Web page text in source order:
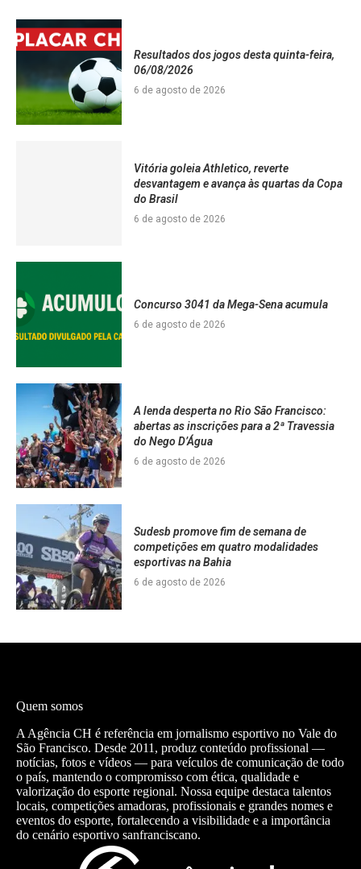
Resultados dos jogos desta quinta-feira,
06/08/2026
6 de agosto de 2026
Vitória goleia Athletico, reverte
desvantagem e avança às quartas da Copa
do Brasil
6 de agosto de 2026
Concurso 3041 da Mega-Sena acumula
6 de agosto de 2026
A lenda desperta no Rio São Francisco:
abertas as inscrições para a 2ª Travessia
do Nego D’Água
6 de agosto de 2026
Sudesb promove fim de semana de
competições em quatro modalidades
esportivas na Bahia
6 de agosto de 2026
Quem somos
A Agência CH é referência em jornalismo esportivo no Vale do
São Francisco. Desde 2011, produz conteúdo profissional —
notícias, fotos e vídeos — para veículos de comunicação de todo
o país, mantendo o compromisso com ética, qualidade e
valorização do esporte regional. Nossa equipe destaca talentos
locais, competições amadoras, profissionais e grandes nomes e
eventos do esporte, fortalecendo a visibilidade e a importância
do cenário esportivo sanfranciscano.